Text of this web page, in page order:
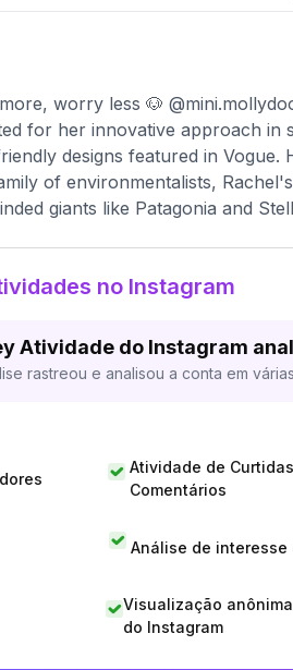
worry less 🐶
for her innovative approach in
designs featured in Vogue.
of environmentalists,
giants like Patagonia and
no Instagram
Atividade do Instagram
rastreou e analisou a conta em
Atividade de
Comentários
Análise de interesse
Visualização
do Instagram